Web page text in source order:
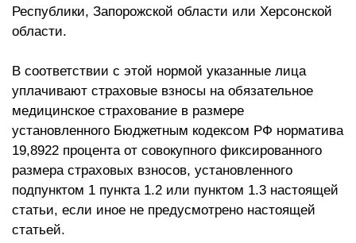
Республики, Запорожской области или Херсонской
области.
В соответствии с этой нормой указанные лица
уплачивают страховые взносы на обязательное
медицинское страхование в размере
установленного Бюджетным кодексом РФ норматива
19,8922 процента от совокупного фиксированного
размера страховых взносов, установленного
подпунктом 1 пункта 1.2 или пунктом 1.3 настоящей
статьи, если иное не предусмотрено настоящей
статьей.